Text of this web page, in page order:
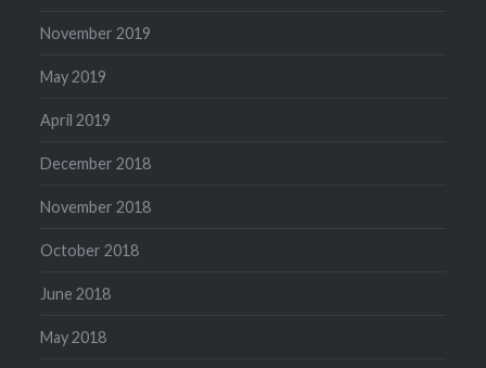
November 2019
May 2019
April 2019
December 2018
November 2018
October 2018
June 2018
May 2018